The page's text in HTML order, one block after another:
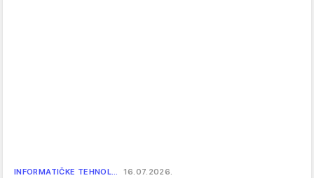
INFORMATIČKE TEHNOL… 16.07.2026.